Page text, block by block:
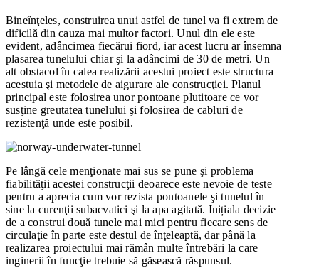
Bineînţeles, construirea unui astfel de tunel va fi extrem de
dificilă din cauza mai multor factori. Unul din ele este
evident, adâncimea fiecărui fiord, iar acest lucru ar însemna
plasarea tunelului chiar şi la adâncimi de 30 de metri. Un
alt obstacol în calea realizării acestui proiect este structura
acestuia şi metodele de aigurare ale construcţiei. Planul
principal este folosirea unor pontoane plutitoare ce vor
susţine greutatea tunelului şi folosirea de cabluri de
rezistenţă unde este posibil.
Pe lângă cele menţionate mai sus se pune şi problema
fiabilităţii acestei construcţii deoarece este nevoie de teste
pentru a aprecia cum vor rezista pontoanele şi tunelul în
sine la curenţii subacvatici şi la apa agitată. Inițiala decizie
de a construi două tunele mai mici pentru fiecare sens de
circulaţie în parte este destul de înţeleaptă, dar până la
realizarea proiectului mai rămân multe întrebări la care
inginerii în funcţie trebuie să găsească răspunsul.